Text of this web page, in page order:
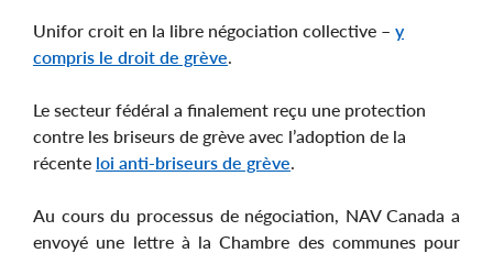
Unifor croit en la libre négociation collective – y
compris le droit de grève
Le secteur fédéral a finalement reçu une protection
contre les briseurs de grève avec l’adoption de la
récente loi anti-briseurs de grève
Au cours du processus de négociation, NAV Canada a
envoyé une lettre à la Chambre des communes pour